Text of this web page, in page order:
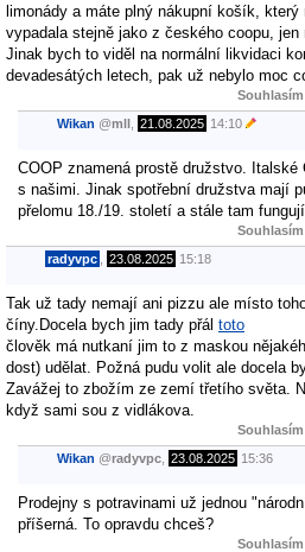
limonády a máte plný nákupní košík,
vypadala stejně jako z českého coopu, jen
Jinak bych to viděl na normální likvidaci
devadesátých letech, pak už nebylo moc
Souhlasím
Wikan @mll 21.08.2025 14:10
COOP znamená prostě družstvo.
s našimi. Jinak spotřební družstva mají
přelomu 18./19. století a stále tam fungují.
Souhlasím
radyvpc 23.08.2025 15:18
Tak už tady nemají ani pizzu ale místo
číny.Docela bych jim tady přál toto
člověk má nutkaní jim to z maskou
dost) udělat. Požná pudu volit ale docela
Zavážej to zbožím ze zemí třetího světa.
když sami sou z vidlákova.
Souhlasím
Wikan @radyvpc 23.08.2025 15:36
Prodejny s potravinami už jednou
příšerná. To opravdu chceš?
Souhlasím